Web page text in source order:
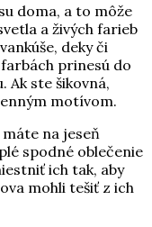
doma, a to môže
a živých farieb
deky či
prinesú do
Ak ste šikovná,
motívom.
na jeseň
spodné oblečenie
ich tak, aby
mohli tešiť z ich